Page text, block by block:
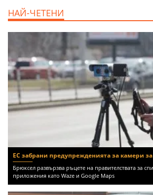
НАЙ-ЧЕТЕНИ
ЕС забрани предупрежденията за камери за
Брюксел развързва ръцете на правителствата за
приложения като Waze и Google Maps